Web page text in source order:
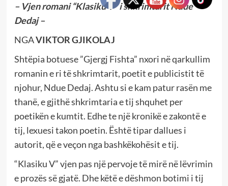
– Vjen romani “Klasiku V” i shkrimtarit Ndue
Dedaj –
NGAVIKTOR GJIKOLAJ
Shtëpia botuese ”Gjergj Fishta” nxori në qarkullim
romanin e ri të shkrimtarit, poetit e publicistit të
njohur, Ndue Dedaj. Ashtu si e kam patur rasën me
thanë, e gjithë shkrimtaria e tij shquhet per
poetikën e kumtit. Edhe te një kronikë e zakontë e
tij, lexuesi takon poetin. Është tipar dallues i
autorit, që e veçon nga bashkëkohësit e tij.
“Klasiku V” vjen pas një pervoje të mirë në lëvrimin
e prozës së gjatë. Dhe këtë e dëshmon botimi i tij